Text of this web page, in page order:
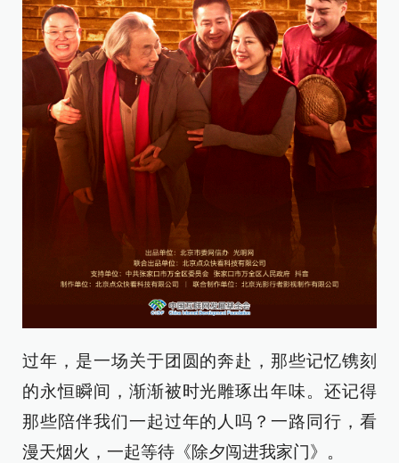
过年，是一场关于团圆的奔赴，那些记忆镌刻
的永恒瞬间，渐渐被时光雕琢出年味。还记得
那些陪伴我们一起过年的人吗？一路同行，看
漫天烟火，一起等待《除夕闯进我家门》。